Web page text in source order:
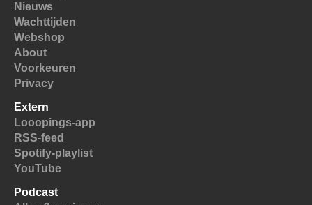
Nieuws
Wachttijden
Webshop
About
Voorkeuren
Privacy
Extern
Looopings-app
RSS-feed
Spotify-playlist
YouTube
Podcast